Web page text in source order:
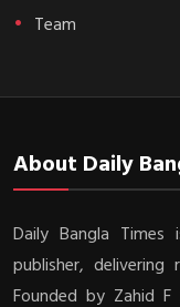
Team
About Daily
Daily Bangla Times
publisher,
Founded by Zahid